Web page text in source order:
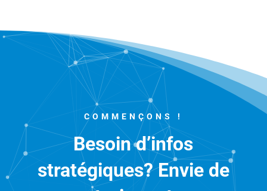
COMMENÇONS !
Besoin d’infos
stratégiques? Envie de